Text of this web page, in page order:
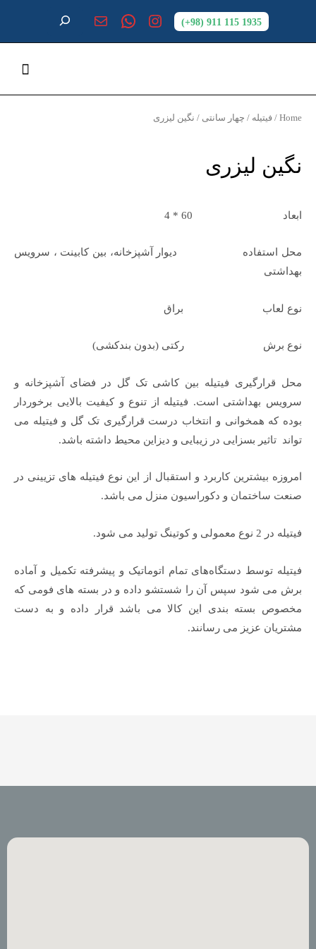
1935 115 911 (98+)
Home
/ فیتیله / چهار سانتی / نگین لیزری
نگین لیزری
ابعاد 60 * 4
محل استفاده دیوار آشپزخانه، بین کابینت ، سرویس
بهداشتی
نوع لعاب براق
نوع برش رکتی (بدون بندکشی)
محل قرارگیری فیتیله بین کاشی تک گل در فضای آشپزخانه و
سرویس بهداشتی است. فیتیله از تنوع و کیفیت بالایی برخوردار
بوده که همخوانی و انتخاب درست قرارگیری تک گل و فیتیله می
تواند تاثیر بسزایی در زیبایی و دیزاین محیط داشته باشد.
امروزه بیشترین کاربرد و استقبال از این نوع فیتیله های تزیینی در
صنعت ساختمان و دکوراسیون منزل می باشد.
فیتیله در 2 نوع معمولی و کوتینگ تولید می شود.
فیتیله توسط دستگاه‌های تمام اتوماتیک و پیشرفته تکمیل و آماده
برش می شود سپس آن را شستشو داده و در بسته های فومی که
مخصوص بسته بندی این کالا می باشد قرار داده و به دست
مشتریان عزیز می رسانند.